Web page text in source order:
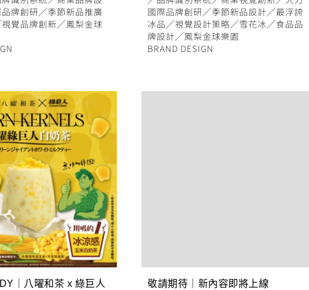
牌創研╱季節新品推廣
視覺品牌創新╱鳳梨金球
國際品牌創研╱季節新品設計╱最浮誇
冰品 ╱視覺設計策略╱雪花冰╱食品品
牌設計╱鳳梨金球樂園
BRAND DESIGN
｜八曜和茶 x 綠巨人
敬請期待｜新內容即將上線